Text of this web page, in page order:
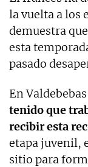
la vuelta a los
demuestra
esta
pasado
En Valdebebas
tenido que
recibir esta
etapa juvenil,
sitio para